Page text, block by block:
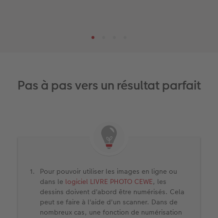
Pas à pas vers un résultat parfait
Pour pouvoir utiliser les images en ligne ou
dans le logiciel LIVRE PHOTO CEWE, les
dessins doivent d'abord être numérisés. Cela
peut se faire à l'aide d'un scanner. Dans de
nombreux cas, une fonction de numérisation